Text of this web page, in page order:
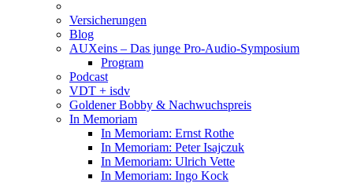
Versicherungen
Blog
AUXeins – Das junge Pro-Audio-Symposium
Program
Podcast
VDT + isdv
Goldener Bobby & Nachwuchspreis
In Memoriam
In Memoriam: Ernst Rothe
In Memoriam: Peter Isajczuk
In Memoriam: Ulrich Vette
In Memoriam: Ingo Kock